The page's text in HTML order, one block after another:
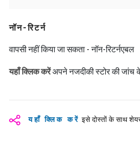
यहाँ क्लिक करें इसे दोस्तों के साथ
नॉन-रिटर्न
वापसी नहीं किया जा सकता - नॉन-रिटर्नएबल
यहाँ क्लिक करेंअपने नजदीकी स्टोर की जांच